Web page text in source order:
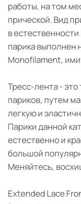
работы, на том
прической. Вид
в
парика выполнен
Monofilament,
Тресс-лента -
париков, путем
легкую и
Парики данной
естественно и
большой
Меняйтесь,
Extended Lace